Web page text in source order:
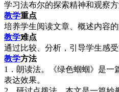
学习法布尔的探索精神和观察
教学重点
培养学生阅读文章、概述内容
教学难点
通过比较、分析，引导学生感
教学方法
1．朗读法。《绿色蝈蝈》是一
表达效果。